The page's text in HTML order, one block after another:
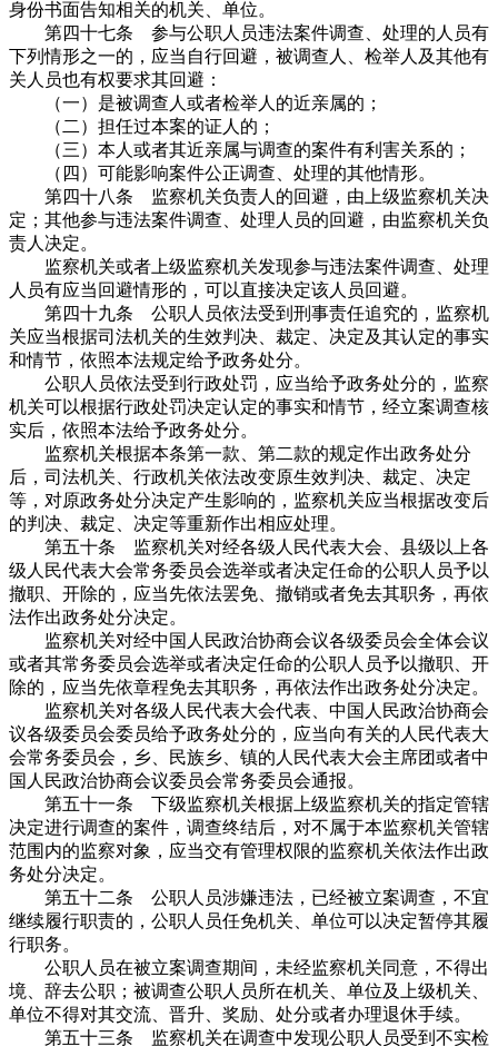
身份书面告知相关的机关、单位。
第四十七条 参与公职人员违法案件调查、处理的人员有
下列情形之一的，应当自行回避，被调查人、检举人及其他有
关人员也有权要求其回避：
（一）是被调查人或者检举人的近亲属的；
（二）担任过本案的证人的；
（三）本人或者其近亲属与调查的案件有利害关系的；
（四）可能影响案件公正调查、处理的其他情形。
第四十八条 监察机关负责人的回避，由上级监察机关决
定；其他参与违法案件调查、处理人员的回避，由监察机关负
责人决定。
监察机关或者上级监察机关发现参与违法案件调查、处理
人员有应当回避情形的，可以直接决定该人员回避。
第四十九条 公职人员依法受到刑事责任追究的，监察机
关应当根据司法机关的生效判决、裁定、决定及其认定的事实
和情节，依照本法规定给予政务处分。
公职人员依法受到行政处罚，应当给予政务处分的，监察
机关可以根据行政处罚决定认定的事实和情节，经立案调查核
实后，依照本法给予政务处分。
监察机关根据本条第一款、第二款的规定作出政务处分
后，司法机关、行政机关依法改变原生效判决、裁定、决定
等，对原政务处分决定产生影响的，监察机关应当根据改变后
的判决、裁定、决定等重新作出相应处理。
第五十条 监察机关对经各级人民代表大会、县级以上各
级人民代表大会常务委员会选举或者决定任命的公职人员予以
撤职、开除的，应当先依法罢免、撤销或者免去其职务，再依
法作出政务处分决定。
监察机关对经中国人民政治协商会议各级委员会全体会议
或者其常务委员会选举或者决定任命的公职人员予以撤职、开
除的，应当先依章程免去其职务，再依法作出政务处分决定。
监察机关对各级人民代表大会代表、中国人民政治协商会
议各级委员会委员给予政务处分的，应当向有关的人民代表大
会常务委员会，乡、民族乡、镇的人民代表大会主席团或者中
国人民政治协商会议委员会常务委员会通报。
第五十一条 下级监察机关根据上级监察机关的指定管辖
决定进行调查的案件，调查终结后，对不属于本监察机关管辖
范围内的监察对象，应当交有管理权限的监察机关依法作出政
务处分决定。
第五十二条 公职人员涉嫌违法，已经被立案调查，不宜
继续履行职责的，公职人员任免机关、单位可以决定暂停其履
行职务。
公职人员在被立案调查期间，未经监察机关同意，不得出
境、辞去公职；被调查公职人员所在机关、单位及上级机关、
单位不得对其交流、晋升、奖励、处分或者办理退休手续。
第五十三条 监察机关在调查中发现公职人员受到不实检